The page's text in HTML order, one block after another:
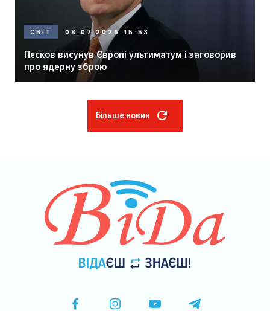
СВІТ 08.07.2026 15:53
Пєсков висунув Європі ультиматум і заговорив
про ядерну зброю
Більше новин